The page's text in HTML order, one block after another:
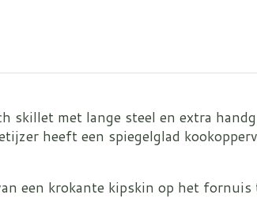
skillet met lange steel en extra
heeft een spiegelglad
een krokante kipskin op het